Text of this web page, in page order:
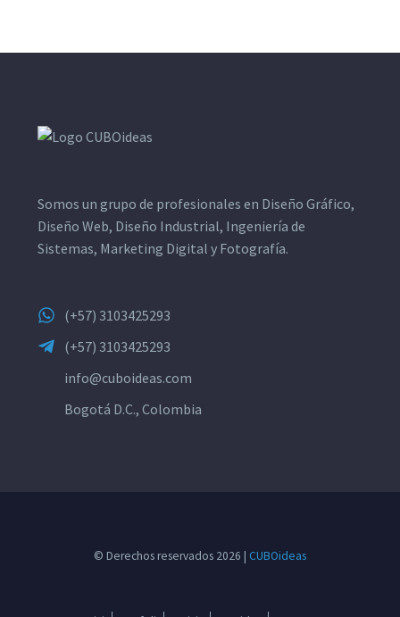
Somos un grupo de profesionales en Diseño Gráfico,
Diseño Web, Diseño Industrial, Ingeniería de
Sistemas, Marketing Digital y Fotografía.
(+57) 3103425293
(+57) 3103425293
info@cuboideas.com
Bogotá D.C., Colombia
© Derechos reservados 2026 | CUBOideas